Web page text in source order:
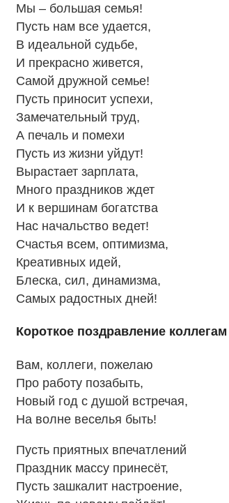
Мы – большая семья!
Пусть нам все удается,
В идеальной судьбе,
И прекрасно живется,
Самой дружной семье!
Пусть приносит успехи,
Замечательный труд,
А печаль и помехи
Пусть из жизни уйдут!
Вырастает зарплата,
Много праздников ждет
И к вершинам богатства
Нас начальство ведет!
Счастья всем, оптимизма,
Креативных идей,
Блеска, сил, динамизма,
Самых радостных дней!
Короткое поздравление
Вам, коллеги, пожелаю
Про работу позабыть,
Новый год с душой встречая,
На волне веселья быть!
Пусть приятных впечатлений
Праздник массу принесёт,
Пусть зашкалит настроение,